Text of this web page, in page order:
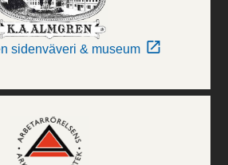
sidenväveri & museum